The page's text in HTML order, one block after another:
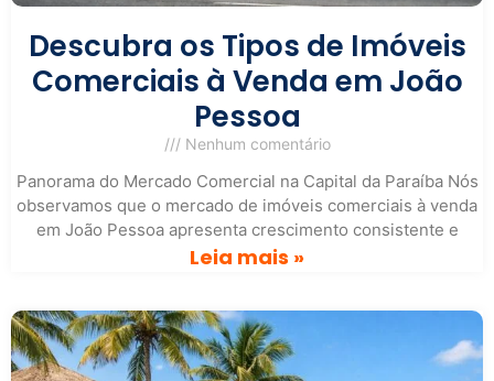
Descubra os Tipos de Imóveis
Comerciais à Venda em João
Pessoa
Nenhum comentário
Panorama do Mercado Comercial na Capital da Paraíba Nós
observamos que o mercado de imóveis comerciais à venda
em João Pessoa apresenta crescimento consistente e
Leia mais »